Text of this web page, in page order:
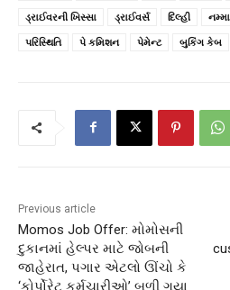
ડ્રાઈવરની ખિસ્સા
ડ્રાઈવર્સ દિલ્હી
પરિસ્થિતિ
પે કમિશન પેમેન્ટ બુકિંગ કેબ
Previous article
Momos Job Offer: મોમોસની
દુકાનમાં હેલ્પર માટે જોબની
જાહેરાત, પગાર એટલો ઊંચો કે
‘કોર્પોરેટ કર્મચારીઓ’ બળી ગયા